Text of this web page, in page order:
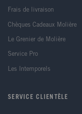
Frais de livraison
Chèques Cadeaux Molière
Le Grenier de Molière
Service Pro
Les Intemporels
SERVICE CLIENTÈLE